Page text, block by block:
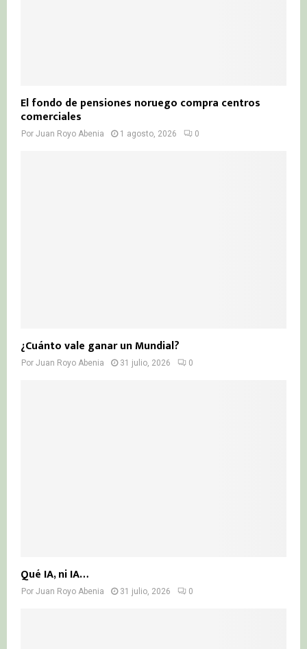
El fondo de pensiones noruego compra centros
comerciales
Por Juan Royo Abenia 1 agosto, 2026 0
¿Cuánto vale ganar un Mundial?
Por Juan Royo Abenia 31 julio, 2026 0
Qué IA, ni IA…
Por Juan Royo Abenia 31 julio, 2026 0